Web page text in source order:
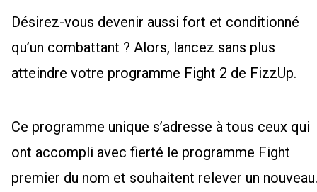
Désirez-vous devenir aussi fort et conditionné
qu’un combattant ? Alors, lancez sans plus
atteindre votre programme Fight 2 de FizzUp.
Ce programme unique s’adresse à tous ceux qui
ont accompli avec fierté le programme Fight
premier du nom et souhaitent relever un nouveau